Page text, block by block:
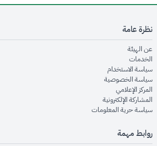
نظرة عامة
عن الهيئةopens in new window
الخدماتopens in new window
سياسة الاستخدام
سياسة الخصوصيةopens in new window
المركز الإعلاميopens in new window
المشاركة الإلكترونيةopens in new window
سياسة حرية المعلوماتopens in new window
روابط مهمة